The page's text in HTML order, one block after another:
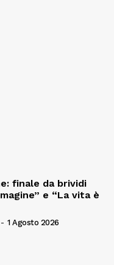
finale da brividi
e “La vita è
- 1 Agosto 2026